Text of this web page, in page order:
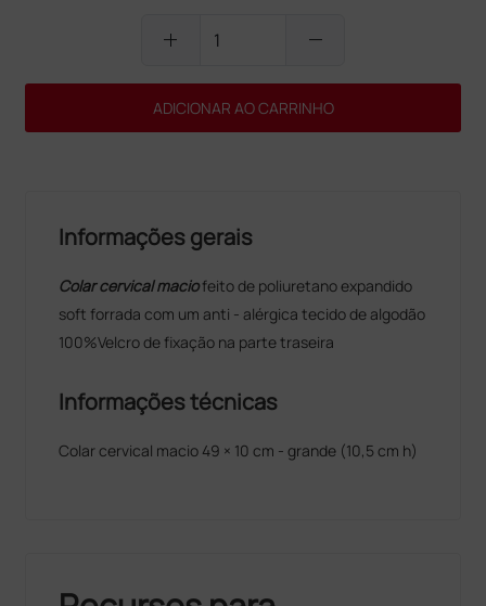
add remove
ADICIONAR AO CARRINHO
Informações gerais
Colar cervical maciofeito de poliuretano expandido
soft forrada com um anti - alérgica tecido de algodão
100%Velcro de fixação na parte traseira
Informações técnicas
Colar cervical macio 49 × 10 cm - grande (10,5 cm h)